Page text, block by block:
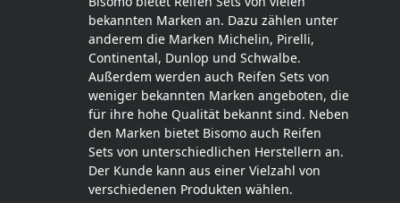
bekannten Marken an. Dazu zählen unter
anderem die Marken Michelin, Pirelli,
Continental, Dunlop und Schwalbe.
Außerdem werden auch Reifen Sets von
weniger bekannten Marken angeboten, die
für ihre hohe Qualität bekannt sind. Neben
den Marken bietet Bisomo auch Reifen
Sets von unterschiedlichen Herstellern an.
Der Kunde kann aus einer Vielzahl von
verschiedenen Produkten wählen.